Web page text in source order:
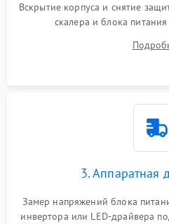
Вскрытие корпуса и снятие
скалера и блока
конденсаторов, прогаров,
контактов и
3. Аппаратная
Замер напряжений блока
инвертора или LED-драйвера